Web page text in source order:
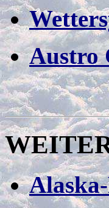
Austro